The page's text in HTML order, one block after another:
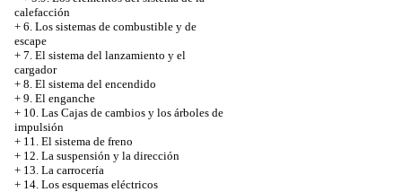
calefacción
+ 6. Los sistemas de combustible y de
escape
+ 7. El sistema del lanzamiento y el
cargador
+ 8. El sistema del encendido
+ 9. El enganche
+ 10. Las Cajas de cambios y los árboles de
impulsión
+ 11. El sistema de freno
+ 12. La suspensión y la dirección
+ 13. La carrocería
+ 14. Los esquemas eléctricos